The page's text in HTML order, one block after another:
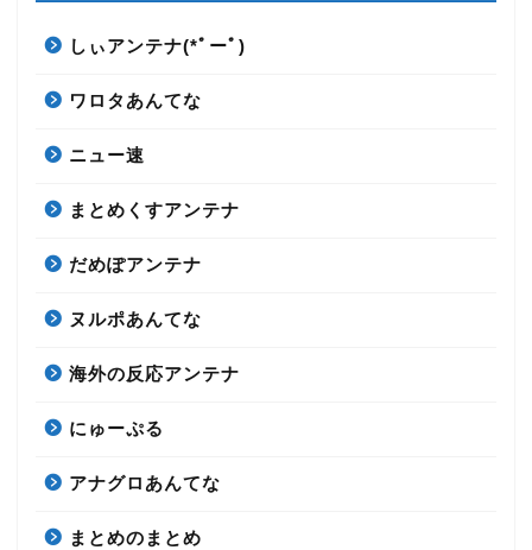
しぃアンテナ(*ﾟーﾟ)
ワロタあんてな
ニュー速
まとめくすアンテナ
だめぽアンテナ
ヌルポあんてな
海外の反応アンテナ
にゅーぷる
アナグロあんてな
まとめのまとめ